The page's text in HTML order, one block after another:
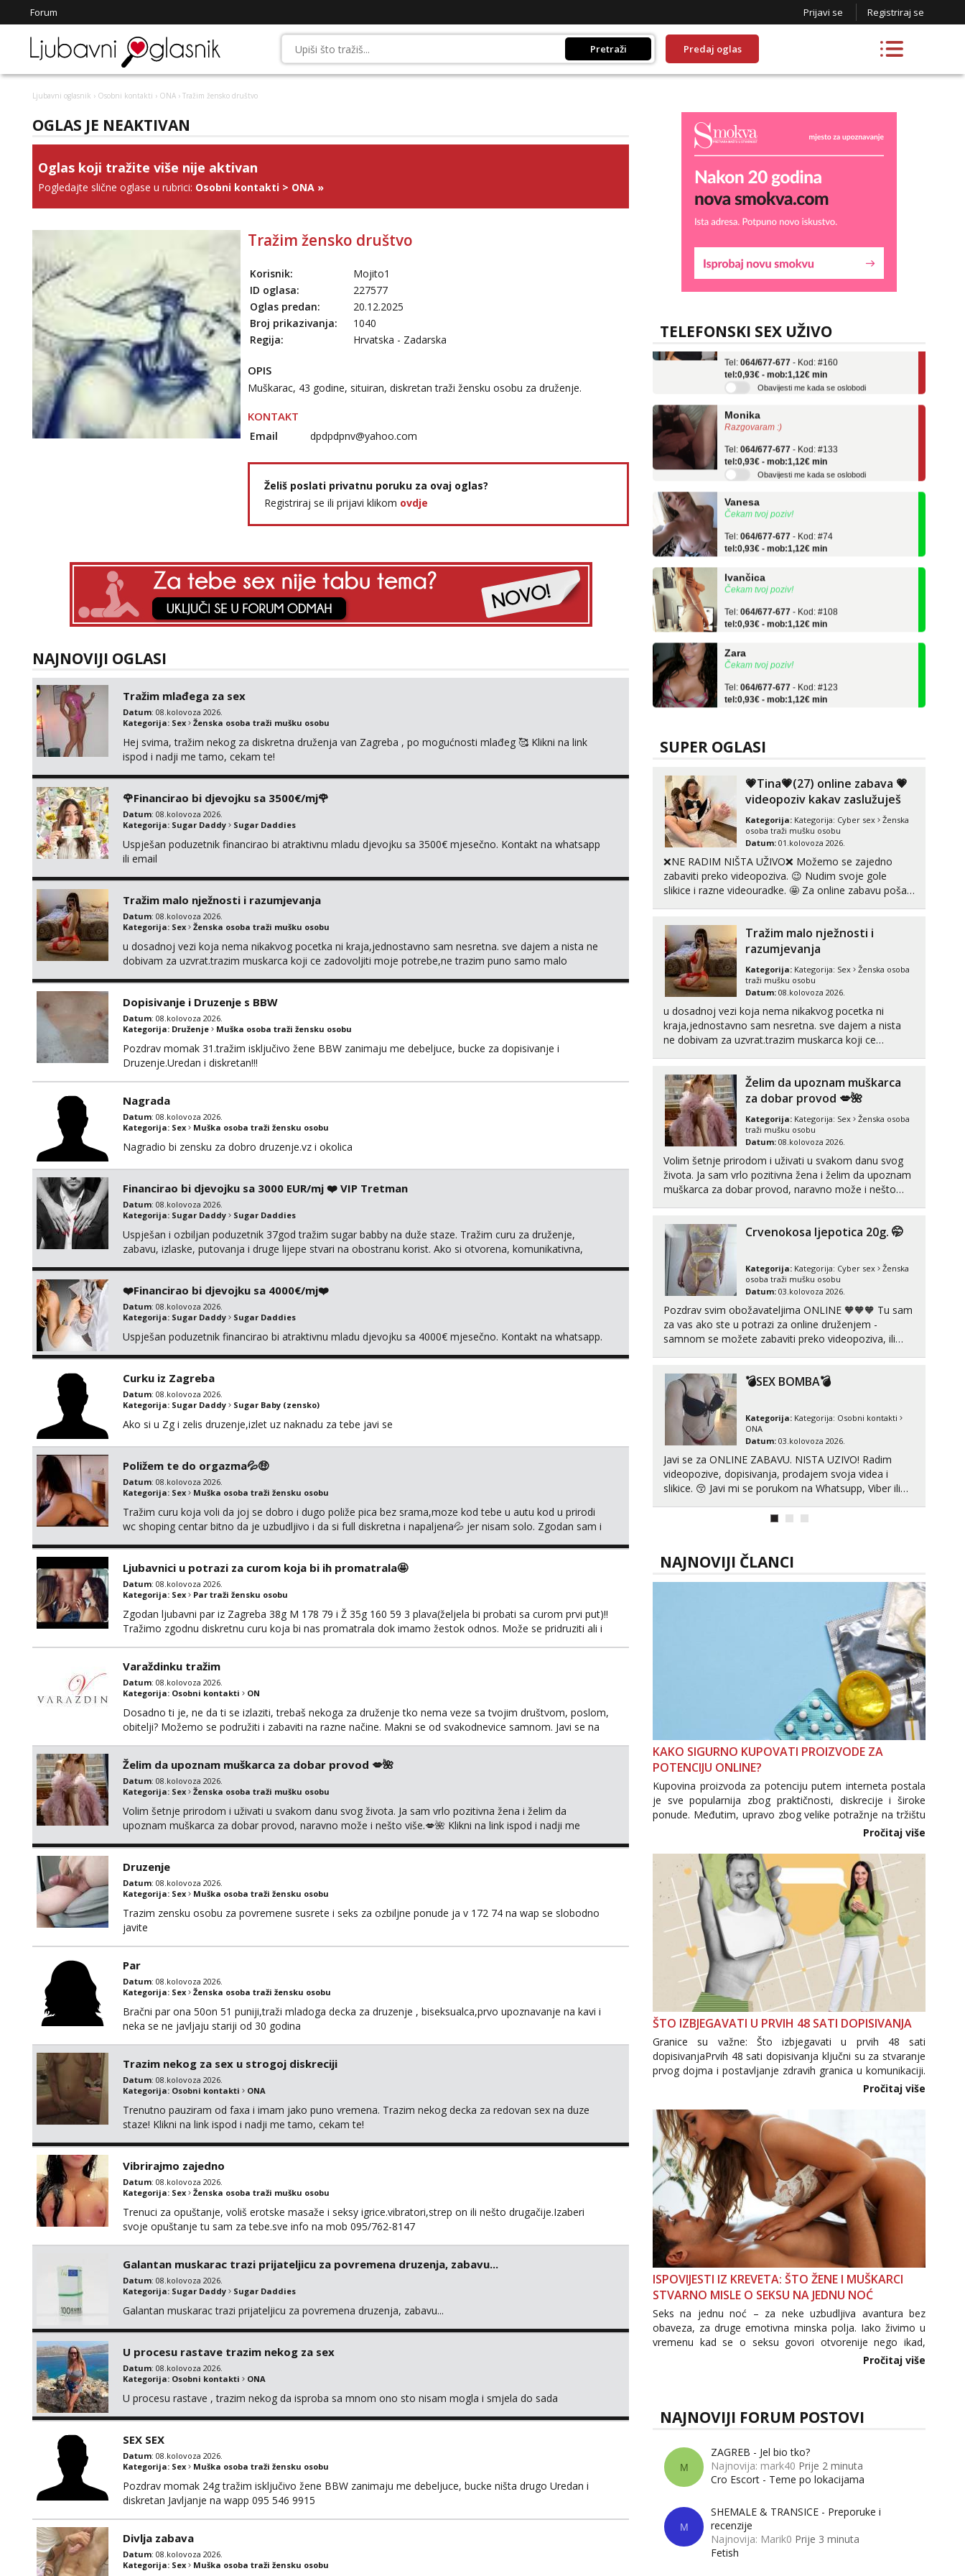
Forum Prijavi se Registriraj se
Pretraži Predaj oglas
Ljubavni oglasnik › Osobni kontakti › ONA › Tražim žensko društvo
OGLAS JE NEAKTIVAN
Oglas koji tražite više nije aktivan
Pogledajte slične oglase u rubrici: Osobni kontakti > ONA »
Tražim žensko društvo
Korisnik:
Mojito1
ID oglasa:
227577
Oglas predan:
20.12.2025
Broj prikazivanja:
1040
Regija:
Hrvatska - Zadarska
OPIS
Muškarac, 43 godine, situiran, diskretan traži žensku osobu za druženje.
KONTAKT
Email dpdpdpnv@yahoo.com
Želiš poslati privatnu poruku za ovaj oglas?
Registriraj se ili prijavi klikom ovdje
NAJNOVIJI OGLASI
Tražim mlađega za sex
Datum: 08.kolovoza 2026.
Kategorija: Sex Ženska osoba traži mušku osobu
Hej svima, tražim nekog za diskretna druženja van Zagreba , po mogućnosti mlađeg 🥰 Klikni na link
ispod i nadji me tamo, cekam te!
🌹Financirao bi djevojku sa 3500€/mj🌹
Datum: 08.kolovoza 2026.
Kategorija: Sugar Daddy Sugar Daddies
Uspješan poduzetnik financirao bi atraktivnu mladu djevojku sa 3500€ mjesečno. Kontakt na whatsapp
ili email
Tražim malo nježnosti i razumjevanja
Datum: 08.kolovoza 2026.
Kategorija: Sex Ženska osoba traži mušku osobu
u dosadnoj vezi koja nema nikakvog pocetka ni kraja,jednostavno sam nesretna. sve dajem a nista ne
dobivam za uzvrat.trazim muskarca koji ce zadovoljiti moje potrebe,ne trazim puno samo malo
Dopisivanje i Druzenje s BBW
Datum: 08.kolovoza 2026.
Kategorija: Druženje Muška osoba traži žensku osobu
Pozdrav momak 31.tražim isključivo žene BBW zanimaju me debeljuce, bucke za dopisivanje i
Druzenje.Uredan i diskretan!!!
Nagrada
Datum: 08.kolovoza 2026.
Kategorija: Sex Muška osoba traži žensku osobu
Nagradio bi zensku za dobro druzenje.vz i okolica
Financirao bi djevojku sa 3000 EUR/mj ❤️ VIP Tretman
Datum: 08.kolovoza 2026.
Kategorija: Sugar Daddy Sugar Daddies
Uspješan i ozbiljan poduzetnik 37god tražim sugar babby na duže staze. Tražim curu za druženje,
zabavu, izlaske, putovanja i druge lijepe stvari na obostranu korist. Ako si otvorena, komunikativna,
❤️Financirao bi djevojku sa 4000€/mj❤️
Datum: 08.kolovoza 2026.
Kategorija: Sugar Daddy Sugar Daddies
Uspješan poduzetnik financirao bi atraktivnu mladu djevojku sa 4000€ mjesečno. Kontakt na whatsapp.
Curku iz Zagreba
Datum: 08.kolovoza 2026.
Kategorija: Sugar Daddy Sugar Baby (zensko)
Ako si u Zg i zelis druzenje,izlet uz naknadu za tebe javi se
Poližem te do orgazma💦🤑
Datum: 08.kolovoza 2026.
Kategorija: Sex Muška osoba traži žensku osobu
Tražim curu koja voli da joj se dobro i dugo poliže pica bez srama,moze kod tebe u autu kod u prirodi
wc shoping centar bitno da je uzbudljivo i da si full diskretna i napaljena💦 jer nisam solo. Zgodan sam i
Ljubavnici u potrazi za curom koja bi ih promatrala🤩
Datum: 08.kolovoza 2026.
Kategorija: Sex Par traži žensku osobu
Zgodan ljubavni par iz Zagreba 38g M 178 79 i Ž 35g 160 59 3 plava(željela bi probati sa curom prvi put)!!
Tražimo zgodnu diskretnu curu koja bi nas promatrala dok imamo žestok odnos. Može se pridruziti ali i
Varaždinku tražim
Datum: 08.kolovoza 2026.
Kategorija: Osobni kontakti ON
Dosadno ti je, ne da ti se izlaziti, trebaš nekoga za druženje tko nema veze sa tvojim društvom, poslom,
obitelji? Možemo se podružiti i zabaviti na razne načine. Makni se od svakodnevice samnom. Javi se na
Želim da upoznam muškarca za dobar provod 💋🌺
Datum: 08.kolovoza 2026.
Kategorija: Sex Ženska osoba traži mušku osobu
Volim šetnje prirodom i uživati u svakom danu svog života. Ja sam vrlo pozitivna žena i želim da
upoznam muškarca za dobar provod, naravno može i nešto više.💋🌺 Klikni na link ispod i nadji me
Druzenje
Datum: 08.kolovoza 2026.
Kategorija: Sex Muška osoba traži žensku osobu
Trazim zensku osobu za povremene susrete i seks za ozbiljne ponude ja v 172 74 na wap se slobodno
javite
Par
Datum: 08.kolovoza 2026.
Kategorija: Sex Ženska osoba traži žensku osobu
Bračni par ona 50on 51 puniji,traži mladoga decka za druzenje , biseksualca,prvo upoznavanje na kavi i
neka se ne javljaju stariji od 30 godina
Trazim nekog za sex u strogoj diskreciji
Datum: 08.kolovoza 2026.
Kategorija: Osobni kontakti ONA
Trenutno pauziram od faxa i imam jako puno vremena. Trazim nekog decka za redovan sex na duze
staze! Klikni na link ispod i nadji me tamo, cekam te!
Vibrirajmo zajedno
Datum: 08.kolovoza 2026.
Kategorija: Sex Ženska osoba traži mušku osobu
Trenuci za opuštanje, voliš erotske masaže i seksy igrice.vibratori,strep on ili nešto drugačije.Izaberi
svoje opuštanje tu sam za tebe.sve info na mob 095/762-8147
Galantan muskarac trazi prijateljicu za povremena druzenja, zabavu...
Datum: 08.kolovoza 2026.
Kategorija: Sugar Daddy Sugar Daddies
Galantan muskarac trazi prijateljicu za povremena druzenja, zabavu...
U procesu rastave trazim nekog za sex
Datum: 08.kolovoza 2026.
Kategorija: Osobni kontakti ONA
U procesu rastave , trazim nekog da isproba sa mnom ono sto nisam mogla i smjela do sada
SEX SEX
Datum: 08.kolovoza 2026.
Kategorija: Sex Muška osoba traži žensku osobu
Pozdrav momak 24g tražim isključivo žene BBW zanimaju me debeljuce, bucke ništa drugo Uredan i
diskretan Javljanje na wapp 095 546 9915
Divlja zabava
Datum: 08.kolovoza 2026.
Kategorija: Sex Muška osoba traži žensku osobu
TELEFONSKI SEX UŽIVO
Kristina
Učiteljica iz predgrađa traži...
tel:0,93€ - mob:1,12€ min
Obavijesti me kada se oslobodi
Razgovaram :)
Tel:064/677-677
tel:0,93€ - mob:1,12€ min
Obavijesti me kada se oslobodi
Čekam tvoj poziv!
Tel:064/677-677 - Kod: #74
tel:0,93€ - mob:1,12€ min
Čekam tvoj poziv!
Tel:064/677-677 - Kod: #108
tel:0,93€ - mob:1,12€ min
Čekam tvoj poziv!
Tel:064/677-677 - Kod: #123
tel:0,93€ - mob:1,12€ min
Tel: 064/677-677
Kristina
Razgovaram :)
Učiteljica iz predgrađa traži...
Tel: 064/677-677- Kod: #160
tel:0,93€ - mob:1,12€ min
Obavijesti me kada se oslobodi
Monika
Razgovaram :)
064/677-677- Kod: #133
tel:0,93€ - mob:1,12€ min
Obavijesti me kada se oslobodi
Vanesa
Čekam tvoj poziv!
064/677-677
- Kod: #74
tel:0,93€ - mob:1,12€ min
Ivančica
Tel: 064/677-677- Kod: #108
tel:0,93€ - mob:1,12€ min
Zara
Čekam tvoj poziv!
Tel:064/677-677
- Kod: #123
tel:0,93€ - mob:1,12€ min
Anđela
Čekam tvoj poziv!
Tel:
tel:0,93€ - mob:1,12€ min
SUPER OGLASI
💗Tina💗(27) online zabava 💗
videopoziv kakav zaslužuješ
Kategorija: Kategorija: Cyber sex
Ženska
osoba traži mušku osobu
Datum: 01.kolovoza 2026.
❌NE RADIM NIŠTA UŽIVO❌ Možemo se zajedno
zabaviti preko videopoziva. 😉 Nudim svoje gole
slikice i razne videouradke. 🤩 Za online zabavu pošalji
vidjeti na videopozivu. 😉 S vama sam vec 5 ...
Tražim malo nježnosti i
razumjevanja
Kategorija: Kategorija: Sex
Ženska osoba
traži mušku osobu
Datum: 08.kolovoza 2026.
u dosadnoj vezi koja nema nikakvog pocetka ni
kraja,jednostavno sam nesretna. sve dajem a nista
ne dobivam za uzvrat.trazim muskarca koji ce
poljupce po tijelu koji me jako pale,obozavam kad
muskar...
Želim da upoznam muškarca
za dobar provod 💋🌺
Kategorija: Kategorija: Sex
Ženska osoba
traži mušku osobu
Datum: 08.kolovoza 2026.
Volim šetnje prirodom i uživati u svakom danu svog
života. Ja sam vrlo pozitivna žena i želim da upoznam
muškarca za dobar provod, naravno može i nešto
Crvenokosa ljepotica 20g. 🤭
Kategorija: Kategorija: Cyber sex
Ženska
osoba traži mušku osobu
Datum: 03.kolovoza 2026.
Pozdrav svim obožavateljima ONLINE 🧡🧡🧡 Tu sam
za vas ako ste u potrazi za online druženjem -
samnom se možete zabaviti preko videopoziva, ili
tipkanja uz slike i hot line pozive. Za vas sam
pripremila ...
💣SEX BOMBA💣
Kategorija: Kategorija: Osobni kontakti
ONA
Datum: 03.kolovoza 2026.
Javi se za ONLINE ZABAVU. NISTA UZIVO! Radim
videopozive, dopisivanja, prodajem svoja videa i
slikice. 😚 Javi mi se porukom na Whatsupp, Viber ili
NAJNOVIJI ČLANCI
KAKO SIGURNO KUPOVATI PROIZVODE ZA
POTENCIJU ONLINE?
Kupovina proizvoda za potenciju putem interneta postala
je sve popularnija zbog praktičnosti, diskrecije i široke
ponude. Međutim, upravo zbog velike potražnje na tržištu
se pojavljuju i brojni krivotvoreni proizvodi, nepouzdane
internetske trgovine te proizvodi nepoznatog podrijetla. ...
Pročitaj više
ŠTO IZBJEGAVATI U PRVIH 48 SATI DOPISIVANJA
Granice su važne: Što izbjegavati u prvih 48 sati
dopisivanjaPrvih 48 sati dopisivanja ključni su za stvaranje
prvog dojma i postavljanje zdravih granica u komunikaciji.
Važno je izbjeći prebrzo otkrivanje osobnih ili intimnih
informacija, jer nepoznata osoba još nije zaslužila to
povjerenje. Takođe...
Pročitaj više
ISPOVIJESTI IZ KREVETA: ŠTO ŽENE I MUŠKARCI
STVARNO MISLE O SEKSU NA JEDNU NOĆ
Seks na jednu noć – za neke uzbudljiva avantura bez
obaveza, za druge emotivna minska polja. Iako živimo u
vremenu kad se o seksu govori otvorenije nego ikad,
tema „jedne noći strasti“ i dalje izaziva burne rasprave. Što
Pročitaj više
NAJNOVIJI FORUM POSTOVI
M
ZAGREB - Jel bio tko?
Najnovija: mark40 Prije 2 minuta
Cro Escort - Teme po lokacijama
M
SHEMALE & TRANSICE - Preporuke i
recenzije
Najnovija: Marik0 Prije 3 minuta
Fetish